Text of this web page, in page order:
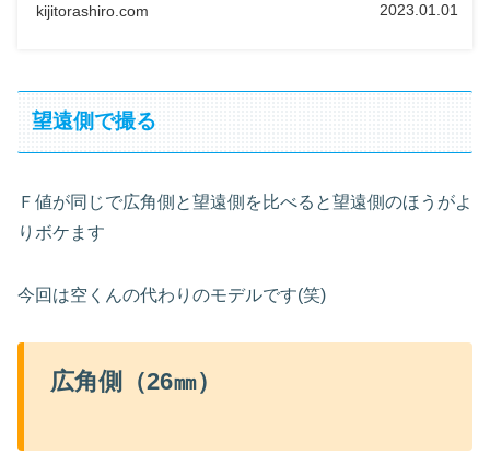
kijitorashiro.com 2023.01.01
望遠側で撮る
Ｆ値が同じで広角側と望遠側を比べると望遠側のほうがよ
りボケます
今回は空くんの代わりのモデルです(笑)
広角側（26㎜）